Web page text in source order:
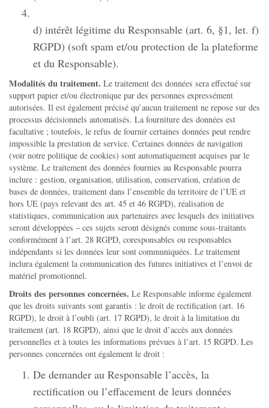
d) intérêt légitime du Responsable (art. 6, §1, let. f)
RGPD) (soft spam et/ou protection de la plateforme
et du Responsable).
Modalités du traitement. Le traitement des données sera effectué sur
support papier et/ou électronique par des personnes expressément
autorisées. Il est également précisé qu’aucun traitement ne repose sur des
processus décisionnels automatisés. La fourniture des données est
facultative ; toutefois, le refus de fournir certaines données peut rendre
impossible la prestation de service. Certaines données de navigation
(voir notre politique de cookies) sont automatiquement acquises par le
système. Le traitement des données fournies au Responsable pourra
inclure : gestion, organisation, utilisation, conservation, création de
bases de données, traitement dans l’ensemble du territoire de l’UE et
hors UE (pays relevant des art. 45 et 46 RGPD), réalisation de
statistiques, communication aux partenaires avec lesquels des initiatives
seront développées – ces sujets seront désignés comme sous-traitants
conformément à l’art. 28 RGPD, coresponsables ou responsables
indépendants si les données leur sont communiquées. Le traitement
inclura également la communication des futures initiatives et l’envoi de
matériel promotionnel.
Droits des personnes concernées. Le Responsable informe également
que les droits suivants sont garantis : le droit de rectification (art. 16
RGPD), le droit à l’oubli (art. 17 RGPD), le droit à la limitation du
traitement (art. 18 RGPD), ainsi que le droit d’accès aux données
personnelles et à toutes les informations prévues à l’art. 15 RGPD. Les
personnes concernées ont également le droit :
De demander au Responsable l’accès, la
rectification ou l’effacement de leurs données